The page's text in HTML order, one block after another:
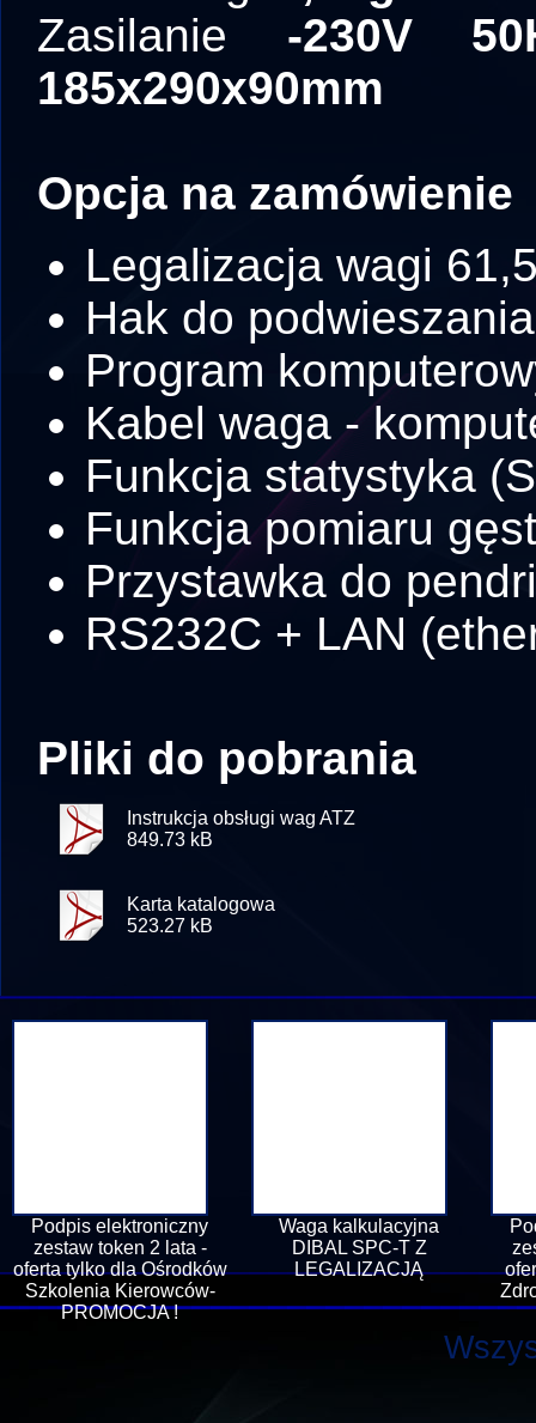
Zasilanie -230V
185x290x90mm
Opcja na zamówienie
Legalizacja wagi
Hak do
Program
Kabel waga -
Funkcja statystyka
Funkcja pomiaru
Przystawka do
RS232C + LAN
Pliki do pobrania
Instrukcja obsługi wag ATZ
849.73 kB
Karta katalogowa
523.27 kB
Podpis elektroniczny
zestaw token 2 lata -
oferta tylko dla Ośrodków
Szkolenia Kierowców-
PROMOCJA !
Waga kalkulacyjna
DIBAL SPC-T Z
LEGALIZACJĄ